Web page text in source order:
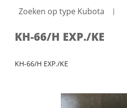
Zoeken op type Kubota
KH-66/H EXP./KE
KH-66/H EXP./KE